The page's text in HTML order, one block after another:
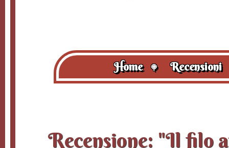
Home 🍭 Recensioni
Recensione: "Il filo